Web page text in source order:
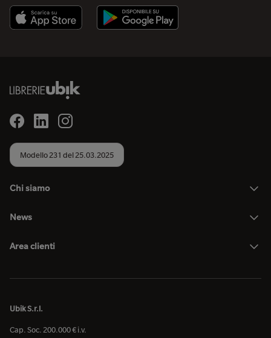
Modello 231 del 25.03.2025
Chi siamo
News
Area clienti
Ubik S.r.l.
Cap. Soc. 200.000 € i.v.